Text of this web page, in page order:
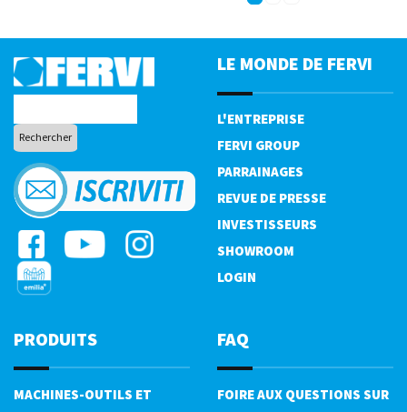
LE MONDE DE FERVI
L'ENTREPRISE
FERVI GROUP
PARRAINAGES
REVUE DE PRESSE
INVESTISSEURS
SHOWROOM
LOGIN
PRODUITS
MACHINES-OUTILS ET
FAQ
FOIRE AUX QUESTIONS SUR